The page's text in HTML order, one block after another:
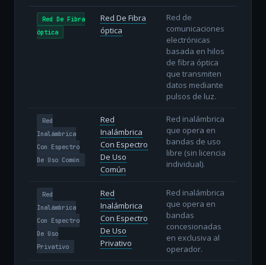
Red De Fibra
óptica
Red De Fibra
óptica
Red de
comunicaciones
electrónicas
basada en hilos
de fibra óptica
que transmiten
datos mediante
pulsos de luz.
Red
Inalámbrica
Con Espectro
De Uso Común
Red
Inalámbrica
Con Espectro
De Uso
Común
Red inalámbrica
que opera en
bandas de uso
libre (sin licencia
individual).
Red
Inalámbrica
Con Espectro
De Uso
Privativo
Red
Inalámbrica
Con Espectro
De Uso
Privativo
Red inalámbrica
que opera en
bandas
concesionadas
en exclusiva al
operador.